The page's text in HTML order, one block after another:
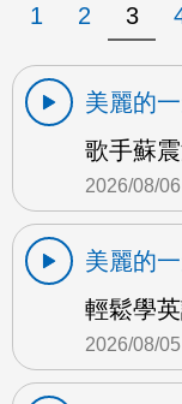
1 2 3
美麗的
歌手蘇
2026/08/06
美麗的
輕鬆學
2026/08/05